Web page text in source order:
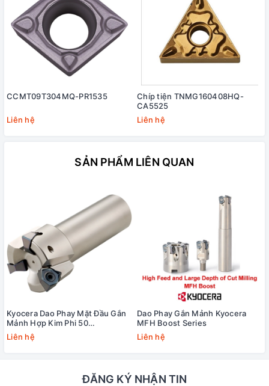
CCMT09T304MQ-PR1535
Liên hệ
Chíp tiện TNMG160408HQ-
CA5525
Liên hệ
SẢN PHẨM LIÊN QUAN
Kyocera Dao Phay Mặt Đầu Gắn
Mảnh Hợp Kim Phi 50
MFWN90050R-S32-3T
Liên hệ
Dao Phay Gắn Mảnh Kyocera
MFH Boost Series
Liên hệ
ĐĂNG KÝ NHẬN TIN